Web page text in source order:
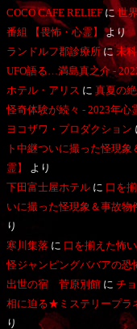
COCO CAFE RELIEF に世
番組 【畏怖・心霊】 より
ランドルフ郡診療所に 未
UFO語る…満島真之介 -
ホテル・アリス に 真夏の
怪奇体験が続々 - 2023年心
ヨコザワ・プロダクション
ト中継ついに撮った怪現
霊】
より
下田富士屋ホテル に 口を
いに撮った怪現象＆事故物
り
寒川集落 に 口を揃えた怖
怪ジャンピングババアの恐
出世の宿 菅原別館 に チ
相に迫る★ミステリープラ
り